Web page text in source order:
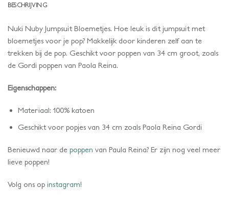
BESCHRIJVING
Nuki Nuby Jumpsuit Bloemetjes. Hoe leuk is dit jumpsuit met
bloemetjes voor je pop? Makkelijk door kinderen zelf aan te
trekken bij de pop. Geschikt voor poppen van 34 cm groot, zoals
de Gordi poppen van Paola Reina.
Eigenschappen:
Materiaal: 100% katoen
Geschikt voor popjes van 34 cm zoals Paola Reina Gordi
Benieuwd naar de poppen van Paula Reina? Er zijn nog veel meer
lieve poppen!
Volg ons op instagram!